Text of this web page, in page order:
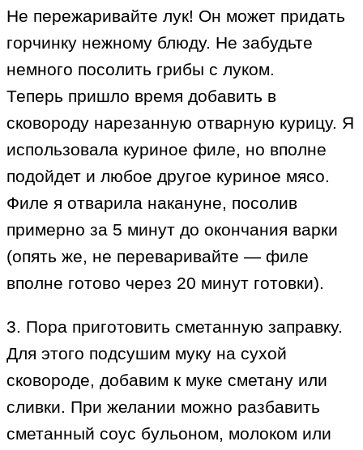
Не пережаривайте лук! Он может придать
горчинку нежному блюду. Не забудьте
немного посолить грибы с луком.
Теперь пришло время добавить в
сковороду нарезанную отварную курицу. Я
использовала куриное филе, но вполне
подойдет и любое другое куриное мясо.
Филе я отварила накануне, посолив
примерно за 5 минут до окончания варки
(опять же, не переваривайте — филе
вполне готово через 20 минут готовки).
3. Пора приготовить сметанную заправку.
Для этого подсушим муку на сухой
сковороде, добавим к муке сметану или
сливки. При желании можно разбавить
сметанный соус бульоном, молоком или